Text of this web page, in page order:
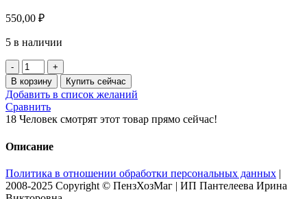
550,00 ₽
5 в наличии
Количество
товара
Плёнка
самоклеящаяся
"FARBE"
0,67
8
(бук
дикорастущий)
В корзину Купить сейчас
Добавить в список желаний
Сравнить
18 Человек смотрят этот товар прямо сейчас!
Описание
Политика в отношении обработки персональных данных |
2008-2025 Copyright © ПензХозМаг | ИП Пантелеева Ирина